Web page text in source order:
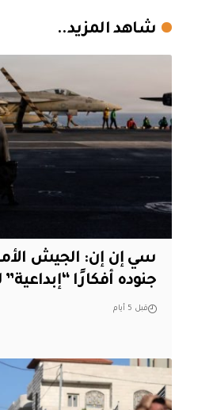
شاهد المزيد..
سي إن إن: الجيش
جنوده أفكارًا
قبل 5 أيام